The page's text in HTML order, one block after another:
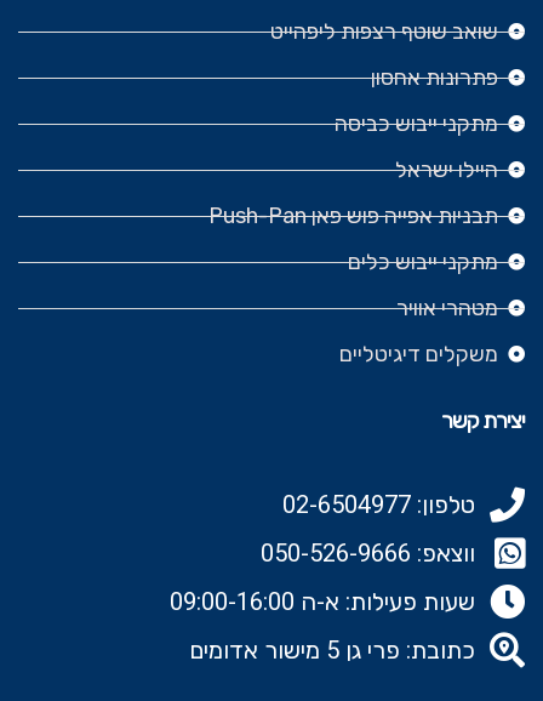
שואב שוטף רצפות ליפהייט
פתרונות אחסון
מתקני ייבוש כביסה
היילו ישראל
תבניות אפייה פוש פאן Push-Pan
מתקני ייבוש כלים
מטהרי אוויר
משקלים דיגיטליים
יצירת קשר
טלפון: 02-6504977
ווצאפ: 050-526-9666‬
שעות פעילות: א-ה 09:00-16:00
כתובת: פרי גן 5 מישור אדומים